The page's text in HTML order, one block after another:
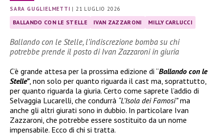
SARA GUGLIELMETTI |21 LUGLIO 2026
BALLANDO CON LE STELLE IVAN ZAZZARONI MILLY CARLUCCI
Ballando con le Stelle, l’indiscrezione bomba su chi
potrebbe prende il posto di Ivan Zazzaroni in giuria
C’è grande attesa per la prossima edizione di “Ballando con le
Stelle”, non solo per quanto riguarda il cast ma, soprattutto,
per quanto riguarda la giuria. Certo come saprete l’addio di
Selvaggia Lucarelli, che condurrà “L’Isola dei Famosi”ma
anche gli altri giurati sono in dubbio. In particolare Ivan
Zazzaroni, che potrebbe essere sostituito da un nome
impensabile. Ecco di chi si tratta.